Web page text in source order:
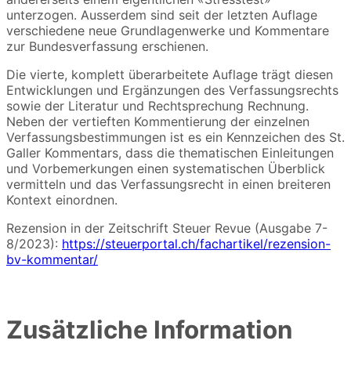
unterzogen. Ausserdem sind seit der letzten Auflage
verschiedene neue Grundlagenwerke und Kommentare
zur Bundesverfassung erschienen.
Die vierte, komplett überarbeitete Auflage trägt diesen
Entwicklungen und Ergänzungen des Verfassungsrechts
sowie der Literatur und Rechtsprechung Rechnung.
Neben der vertieften Kommentierung der einzelnen
Verfassungsbestimmungen ist es ein Kennzeichen des St.
Galler Kommentars, dass die thematischen Einleitungen
und Vorbemerkungen einen systematischen Überblick
vermitteln und das Verfassungsrecht in einen breiteren
Kontext einordnen.
Rezension in der Zeitschrift Steuer Revue (Ausgabe 7-
8/2023): https://steuerportal.ch/fachartikel/rezension-
bv-kommentar/
Zusätzliche Information